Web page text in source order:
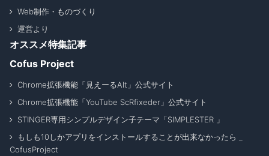
Web制作・ものづくり
運営より
オススメ特集記事
Cofus Project
Chrome拡張機能「見えーるAlt」公式サイト
Chrome拡張機能「YouTube ScRfixeder」公式サイト
STINGER専用シンプルデザイン子テーマ「SIMPLESTER 」
もしも10しかアプリをインストールすることが出来なかったら _
CofusProject